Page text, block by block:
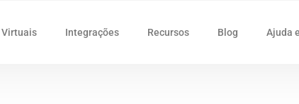
Virtuais Integrações Recursos Blog Ajuda